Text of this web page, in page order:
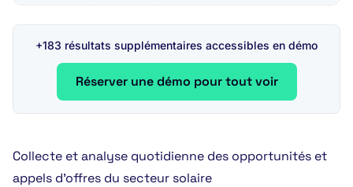
+183 résultats supplémentaires accessibles en démo
Réserver une démo pour tout voir
Collecte et analyse quotidienne des opportunités et
appels d’offres du secteur solaire